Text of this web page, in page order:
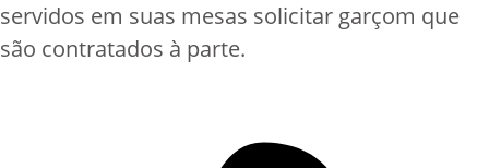
servidos em suas mesas solicitar garçom que
são contratados à parte.